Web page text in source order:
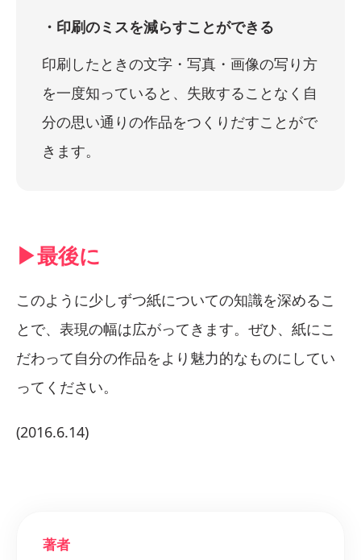
・印刷のミスを減らすことができる
印刷したときの文字・写真・画像の写り方
を一度知っていると、失敗することなく自
分の思い通りの作品をつくりだすことがで
きます。
▶︎最後に
このように少しずつ紙についての知識を深めるこ
とで、表現の幅は広がってきます。ぜひ、紙にこ
だわって自分の作品をより魅力的なものにしてい
ってください。
(2016.6.14)
著者